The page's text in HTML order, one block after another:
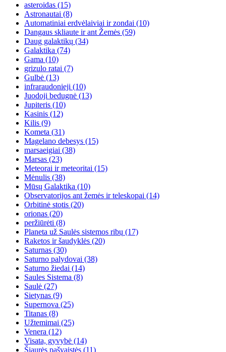
asteroidas (15)
Astronautai (8)
Automatiniai erdvėlaiviai ir zondai (10)
Dangaus skliaute ir ant Žemės (59)
Daug galaktikų (34)
Galaktika (74)
Gama (10)
grizulo ratai (7)
Gulbė (13)
infraraudonieji (10)
Juodoji bedugnė (13)
Jupiteris (10)
Kasinis (12)
Kilis (9)
Kometa (31)
Magelano debesys (15)
marsaeigiai (38)
Marsas (23)
Meteorai ir meteoritai (15)
Mėnulis (38)
Mūsų Galaktika (10)
Observatorijos ant žemės ir teleskopai (14)
Orbitinė stotis (20)
orionas (20)
peržiūrėti (8)
Planeta už Saulės sistemos ribų (17)
Raketos ir šaudyklės (20)
Saturnas (30)
Saturno palydovai (38)
Saturno žiedai (14)
Saules Sistema (8)
Saulė (27)
Sietynas (9)
Supernova (25)
Titanas (8)
Užtemimai (25)
Venera (12)
Visata, gyvybė (14)
Šiaurės pašvaistės (11)